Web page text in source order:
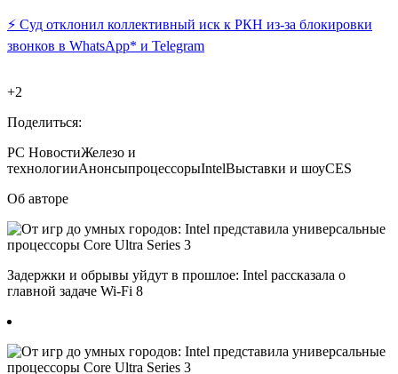
⚡️ Суд отклонил коллективный иск к РКН из-за блокировки
звонков в WhatsApp* и Telegram
+2
Поделиться:
PC НовостиЖелезо и
технологииАнонсыпроцессорыIntelВыставки и шоуCES
Об авторе
Задержки и обрывы уйдут в прошлое: Intel рассказала о
главной задаче Wi-Fi 8